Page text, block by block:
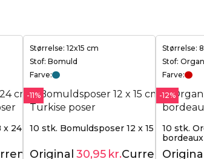
x 24 cm -
17,95 kr.
Størrelse: 12x15 cm
Stof: Bomuld
Farve:
-11%
10 stk. Bomuldsposer 12 x 15 cm - turkis
34,95 kr.
Original 30,95 kr.Current
Størrelse:
Stof:
Farve:
-12%
10 stk.